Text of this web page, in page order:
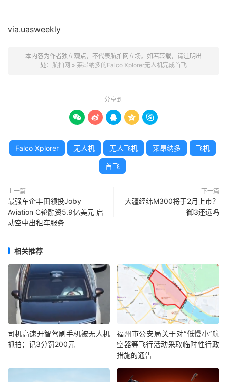
via.uasweekly
本内容为作者独立观点，不代表航拍网立场。如若转载，请注明出
处： 航拍网 » 莱昂纳多的Falco Xplorer无人机完成首飞
分享到
    
Falco Xplorer 无人机 无人飞机 莱昂纳多 飞机
首飞
上一篇
最强车企丰田领投Joby
Aviation C轮融资5.9亿美元 启
动空中出租车服务
下一篇
大疆经纬M300将于2月上市？
御3还远吗
相关推荐
司机高速开智驾刷手机被无人机
抓拍：记3分罚200元
福州市公安局关于对“低慢小”航
空器等飞行活动采取临时性行政
措施的通告